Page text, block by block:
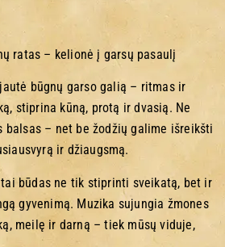
ratas – kelionė į garsų pasaulį
būgnų garso galią – ritmas ir
stiprina kūną, protą ir dvasią. Ne
balsas – net be žodžių galime išreikšti
ir džiaugsmą.
būdas ne tik stiprinti sveikatą, bet ir
gyvenimą. Muzika sujungia žmones
meilę ir darną – tiek mūsų viduje,